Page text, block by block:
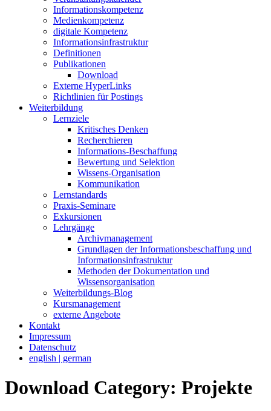
Informationskompetenz
Medienkompetenz
digitale Kompetenz
Informationsinfrastruktur
Definitionen
Publikationen
Download
Externe HyperLinks
Richtlinien für Postings
Weiterbildung
Lernziele
Kritisches Denken
Recherchieren
Informations-Beschaffung
Bewertung und Selektion
Wissens-Organisation
Kommunikation
Lernstandards
Praxis-Seminare
Exkursionen
Lehrgänge
Archivmanagement
Grundlagen der Informationsbeschaffung und
Informationsinfrastruktur
Methoden der Dokumentation und
Wissensorganisation
Weiterbildungs-Blog
Kursmanagement
externe Angebote
Kontakt
Impressum
Datenschutz
english | german
Download Category: Projekte